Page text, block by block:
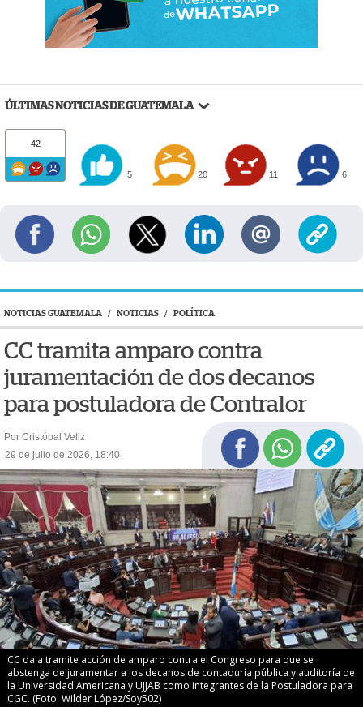
ÚLTIMAS NOTICIAS DE GUATEMALA
42
5 20 11 6
NOTICIAS GUATEMALA / NOTICIAS / POLÍTICA
CC tramita amparo contra
juramentación de dos decanos
para postuladora de Contralor
Por Cristóbal Veliz
29 de julio de 2026, 18:40
CC da a tramite acción de amparo contra el Congreso para que se
abstenga de juramentar a los decanos de contaduría pública y auditoría de
la Universidad Americana y UJJAB como integrantes de la Postuladora para
CGC. (Foto: Wilder López/Soy502)